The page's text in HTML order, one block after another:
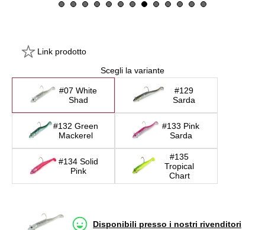
Link prodotto
Scegli la variante
#07 White
Shad
#129
Sarda
#132 Green
Mackerel
#133 Pink
Sarda
#134 Solid
Pink
#135
Tropical
Chart
Disponibili presso i nostri rivenditori